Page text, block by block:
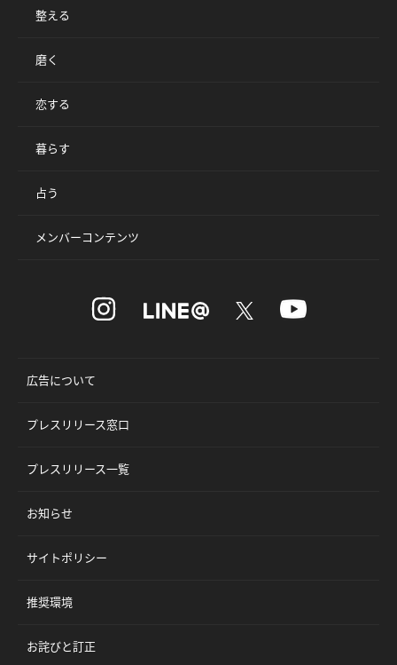
整える
磨く
恋する
暮らす
占う
メンバーコンテンツ
広告について
プレスリリース窓口
プレスリリース一覧
お知らせ
サイトポリシー
推奨環境
お詫びと訂正